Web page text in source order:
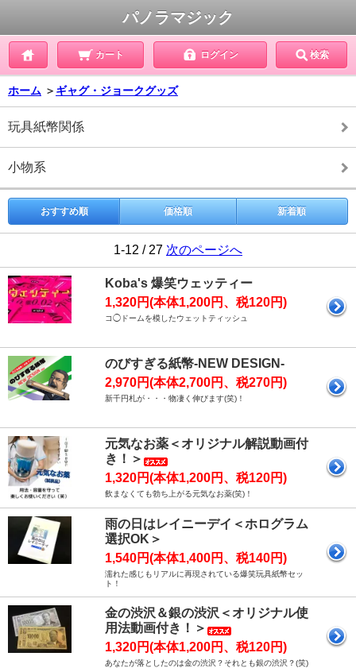
パノラマジック
カート ログイン 検索
ホーム ＞ ギャグ・ジョークグッズ
玩具紙幣関係
小物系
おすすめ順 価格順 新着順
1-12 / 27 次のページへ
Koba's 爆笑ウェッティー
1,320円(本体1,200円、税120円)
コ◯ドームを模したウェットティッシュ
のびすぎる紙幣-NEW DESIGN-
2,970円(本体2,700円、税270円)
新千円札が・・・物凄く伸びます(笑)！
元気なお薬＜オリジナル解説動画付
き！＞
1,320円(本体1,200円、税120円)
飲まなくても勃ち上がる元気なお薬(笑)！
雨の日はレイニーデイ＜ホログラム
選択OK＞
1,540円(本体1,400円、税140円)
濡れた感じもリアルに再現されている爆笑玩具紙幣セッ
ト！
金の渋沢＆銀の渋沢＜オリジナル使
用法動画付き！＞
1,320円(本体1,200円、税120円)
あなたが落としたのは金の渋沢？それとも銀の渋沢？(笑)